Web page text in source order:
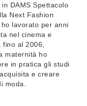
DAMS Spettacolo
Next Fashion
lavorato per anni
nel cinema e
al 2006,
maternità ho
in pratica gli studi
e creare
moda.